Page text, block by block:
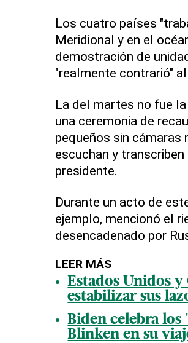
Los cuatro países
Meridional y en el
demostración de
"realmente contrarió"
La del martes no fue
una ceremonia de
pequeños sin cámaras
escuchan y
presidente.
Durante un acto de
ejemplo, mencionó el
desencadenado por
LEER MÁS
Estados Unidos
estabilizar sus
Biden celebra
Blinken en su